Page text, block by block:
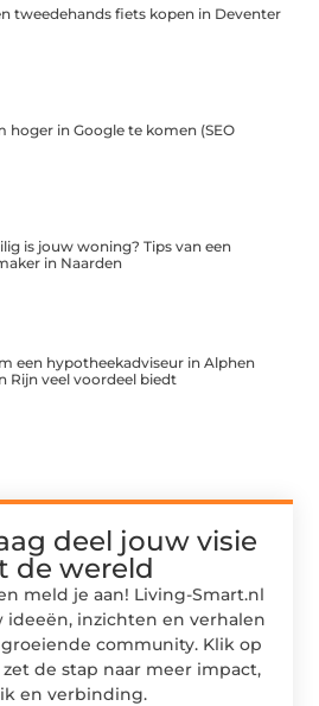
tweedehands fiets kopen in Deventer
hoger in Google te komen (SEO
is jouw woning? Tips van een
in Naarden
een hypotheekadviseur in Alphen
Rijn veel voordeel biedt
deel jouw visie
de wereld
meld je aan! Living-Smart.nl
ideeën, inzichten en verhalen
community. Klik op
zet de stap naar meer impact,
en verbinding.